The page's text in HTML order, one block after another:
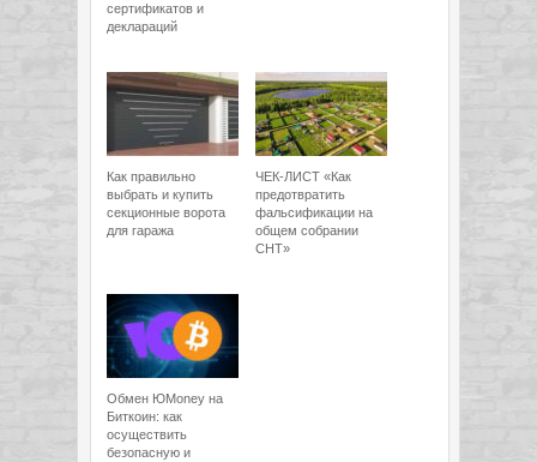
сертификатов и
деклараций
Как правильно
выбрать и купить
секционные ворота
для гаража
ЧЕК-ЛИСТ «Как
предотвратить
фальсификации на
общем собрании
СНТ»
Обмен ЮMoney на
Биткоин: как
осуществить
безопасную и